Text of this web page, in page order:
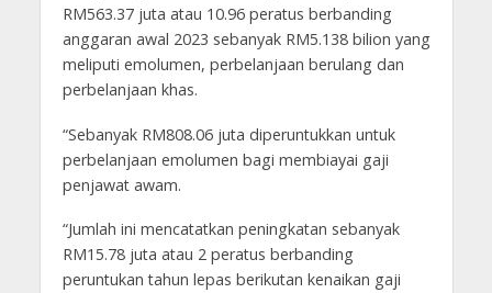
RM563.37 juta atau 10.96 peratus berbanding
anggaran awal 2023 sebanyak RM5.138 bilion yang
meliputi emolumen, perbelanjaan berulang dan
perbelanjaan khas.
“Sebanyak RM808.06 juta diperuntukkan untuk
perbelanjaan emolumen bagi membiayai gaji
penjawat awam.
“Jumlah ini mencatatkan peningkatan sebanyak
RM15.78 juta atau 2 peratus berbanding
peruntukan tahun lepas berikutan kenaikan gaji